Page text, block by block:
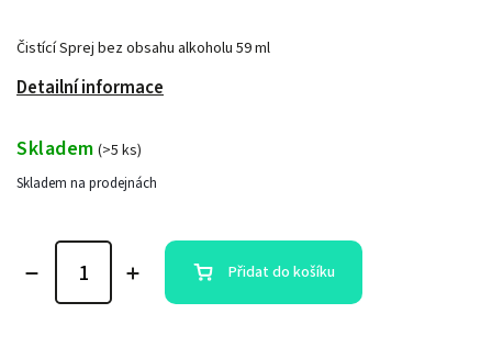
Čistící Sprej bez obsahu alkoholu 59 ml
Detailní informace
Skladem (>5 ks)
Skladem na prodejnách
Přidat do košíku